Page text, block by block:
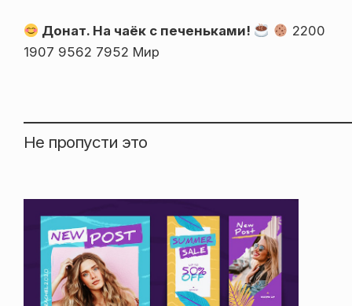
Донат. На чаёк с печеньками!
2200
1907 9562 7952 Мир
Не пропусти это